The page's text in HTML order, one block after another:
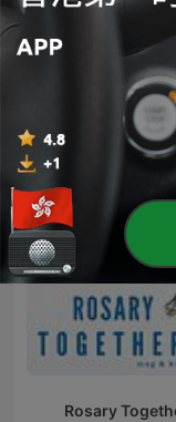
Podcast Kid
Rosary